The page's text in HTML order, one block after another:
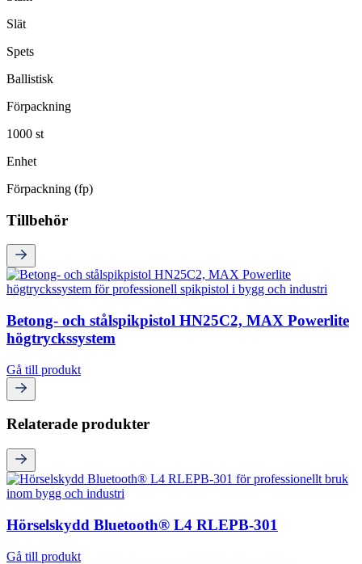
Slät
Spets
Ballistisk
Förpackning
1000 st
Enhet
Förpackning (fp)
Tillbehör
Betong- och stålspikpistol HN25C2, MAX Powerlite
högtryckssystem
Gå till produkt
Relaterade produkter
Hörselskydd Bluetooth® L4 RLEPB-301
Gå till produkt